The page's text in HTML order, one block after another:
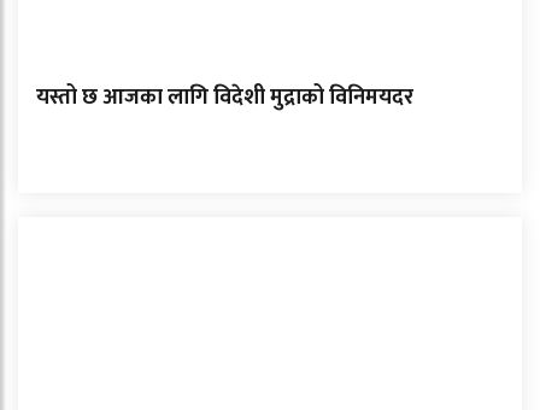
यस्तो छ आजका लागि विदेशी मुद्राको विनिमयदर